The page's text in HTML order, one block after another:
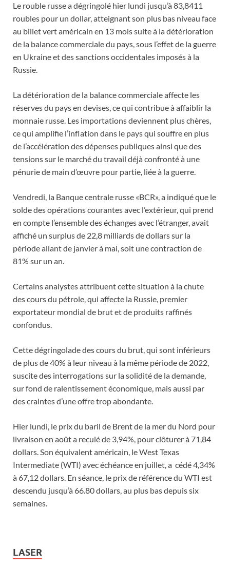
Le rouble russe a dégringolé hier lundi jusqu’à 83,8411
roubles pour un dollar, atteignant son plus bas niveau face
au billet vert américain en 13 mois suite à la détérioration
de la balance commerciale du pays, sous l’effet de la guerre
en Ukraine et des sanctions occidentales imposés à la
Russie.
La détérioration de la balance commerciale affecte les
réserves du pays en devises, ce qui contribue à affaiblir la
monnaie russe. Les importations deviennent plus chères,
ce qui amplifie l’inflation dans le pays qui souffre en plus
de l’accélération des dépenses publiques ainsi que des
tensions sur le marché du travail déjà confronté à une
pénurie de main d’œuvre pour partie, liée à la guerre.
Vendredi, la Banque centrale russe «BCR», a indiqué que le
solde des opérations courantes avec l’extérieur, qui prend
en compte l’ensemble des échanges avec l’étranger, avait
affiché un surplus de 22,8 milliards de dollars sur la
période allant de janvier à mai, soit une contraction de
81% sur un an.
Certains analystes attribuent cette situation à la chute
des cours du pétrole, qui affecte la Russie, premier
exportateur mondial de brut et de produits raffinés
confondus.
Cette dégringolade des cours du brut, qui sont inférieurs
de plus de 40% à leur niveau à la même période de 2022,
suscite des interrogations sur la solidité de la demande,
sur fond de ralentissement économique, mais aussi par
des craintes d’une offre trop abondante.
Hier lundi, le prix du baril de Brent de la mer du Nord pour
livraison en août a reculé de 3,94%, pour clôturer à 71,84
dollars. Son équivalent américain, le West Texas
Intermediate (WTI) avec échéance en juillet, a cédé 4,34%
à 67,12 dollars. En séance, le prix de référence du WTI est
descendu jusqu’à 66.80 dollars, au plus bas depuis six
semaines.
LASER